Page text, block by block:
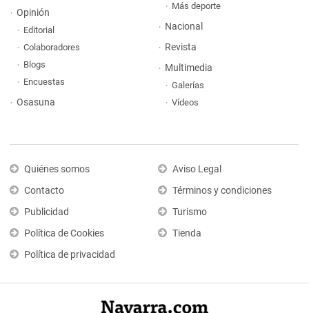
Opinión
Editorial
Colaboradores
Blogs
Encuestas
Osasuna
Más deporte
Nacional
Revista
Multimedia
Galerías
Vídeos
Quiénes somos
Contacto
Publicidad
Política de Cookies
Política de privacidad
Aviso Legal
Términos y condiciones
Turismo
Tienda